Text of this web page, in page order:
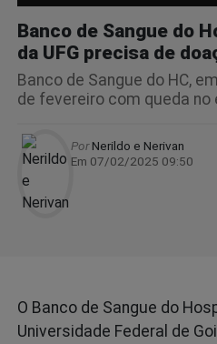
Banco de Sangue do
da UFG precisa de
Banco de Sangue do HC,
de fevereiro com queda no
PorNerildo e Nerivan
Em 07/02/2025 09:50
O Banco de Sangue do
Universidade Federal de